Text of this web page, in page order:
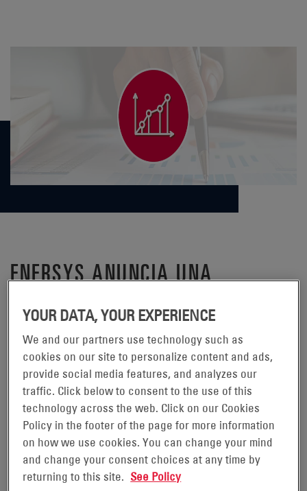
ENERSYS ANUNCIA UNA
TELECONFERENCIA PARA
INFORMAR SOBRE LOS
RESULTADOS DEL SEGUNDO
TRIMESTRE DEL AÑO FISCAL
2020.
READING, Pensilvania, 16 de
octubre de 2019 -
YOUR DATA, YOUR EXPERIENCE
We and our partners use technology such as
cookies on our site to personalize content and ads,
provide social media features, and analyzes our
traffic. Click below to consent to the use of this
technology across the web. Click on our Cookies
Policy in the footer of the page for more information
on how we use cookies. You can change your mind
and change your consent choices at any time by
returning to this site. See Policy